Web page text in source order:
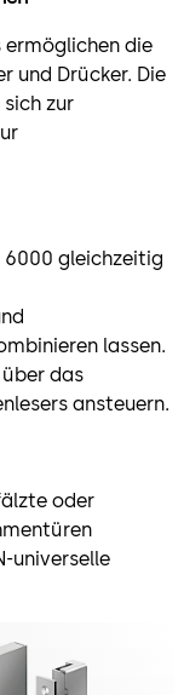
ermöglichen die
und Drücker. Die
zur
6000 gleichzeitig
lassen.
das
ansteuern.
oder
universelle